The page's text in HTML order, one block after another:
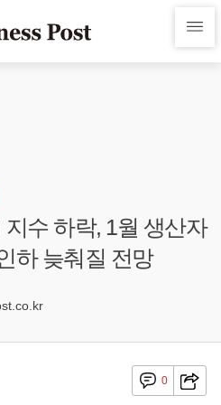
수 하락, 1월 생산자
하 늦춰질 전망
0